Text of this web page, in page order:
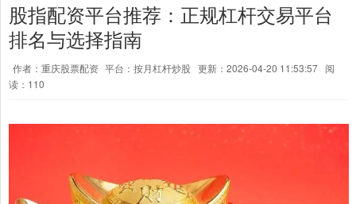
股指配资平台推荐：正规杠杆交易平台
排名与选择指南
作者：重庆股票配资 平台：按月杠杆炒股 更新：2026-04-20 11:53:57 阅
读：110